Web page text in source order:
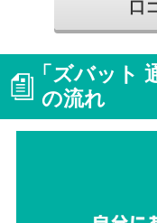
口
「ズバット
の流れ